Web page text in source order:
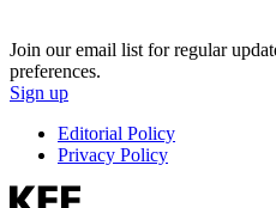
Join our email list for regular
preferences.
Sign up
Editorial Policy
Privacy Policy